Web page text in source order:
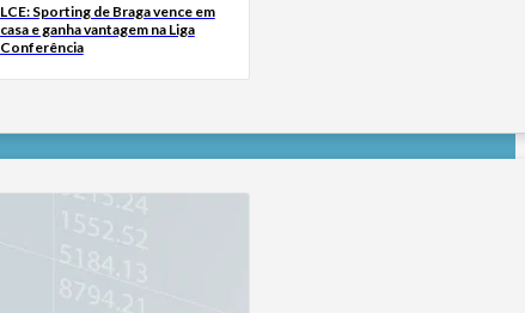
LCE: Sporting de Braga vence em
casa e ganha vantagem na Liga
Conferência